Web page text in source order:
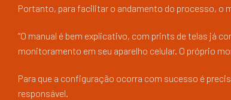
Portanto, para facilitar o andamento do processo, o
“O manual é bem explicativo, com prints de telas já
monitoramento em seu aparelho celular. O próprio
Para que a configuração ocorra com sucesso é
responsável.